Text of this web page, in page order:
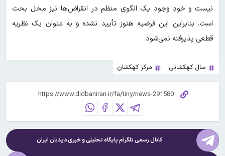
نیست و خودِ وجود یک الگوی منظم در انقراض‌ها نیز محل بحث
است. بنابراین این فرضیه هنوز تأیید نشده و به عنوان یک نظریه
قطعی پذیرفته نمی‌شود.
سال کهکشانی مرکز کهکشان
کانال رسمی تلگرام پایگاه تحلیلی و خبریدیدبان ایران